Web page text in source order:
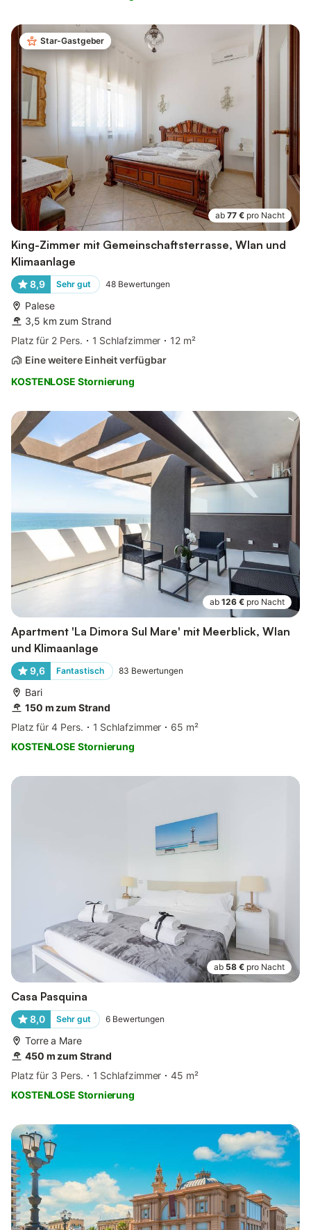
Star-Gastgeber
ab 77 € pro Nacht
King-Zimmer mit Gemeinschaftsterrasse, Wlan und
Klimaanlage
8,9 Sehr gut 48 Bewertungen
Palese
3,5 km zum Strand
Platz für 2 Pers.
1 Schlafzimmer
12 m²
Eine weitere Einheit verfügbar
KOSTENLOSE Stornierung
ab 126 € pro Nacht
Apartment 'La Dimora Sul Mare' mit Meerblick, Wlan
und Klimaanlage
9,6 Fantastisch 83 Bewertungen
Bari
150 m zum Strand
Platz für 4 Pers.
1 Schlafzimmer
65 m²
KOSTENLOSE Stornierung
ab 58 € pro Nacht
Casa Pasquina
8,0 Sehr gut 6 Bewertungen
Torre a Mare
450 m zum Strand
Platz für 3 Pers.
1 Schlafzimmer
45 m²
KOSTENLOSE Stornierung